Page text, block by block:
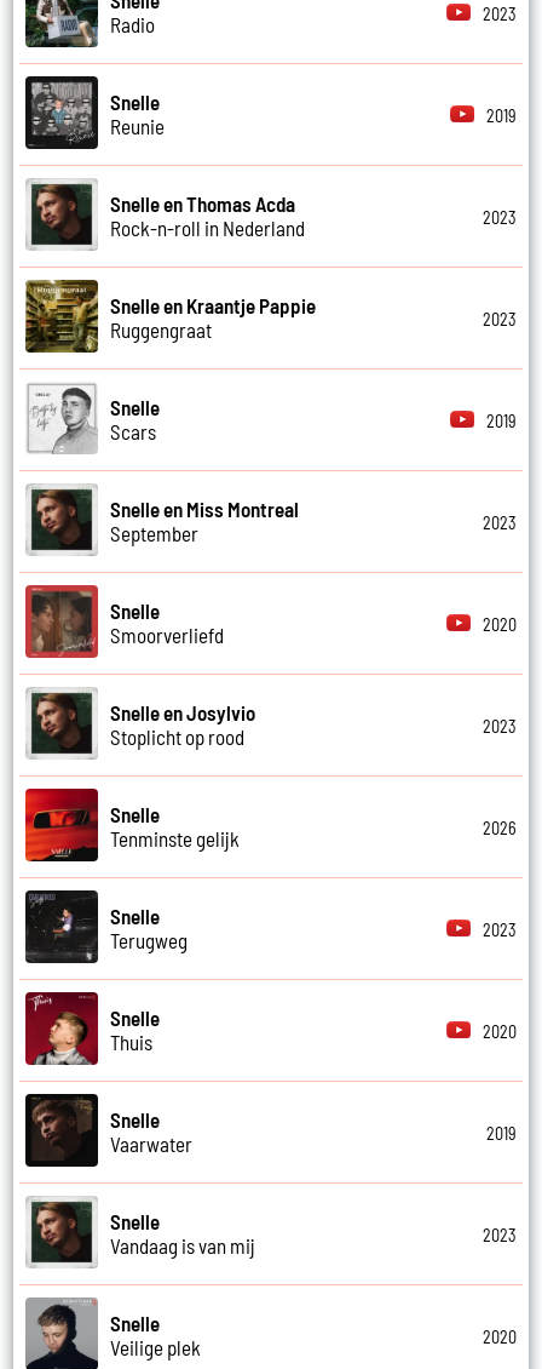
Radio
2023
Snelle
Reunie
2019
Snelle en Thomas Acda
Rock-n-roll in Nederland
2023
Snelle en Kraantje Pappie
Ruggengraat
2023
Snelle
Scars
2019
Snelle en Miss Montreal
September
2023
Snelle
Smoorverliefd
2020
Snelle en Josylvio
Stoplicht op rood
2023
Snelle
Tenminste gelijk
2026
Snelle
Terugweg
2023
Snelle
Thuis
2020
Snelle
Vaarwater
2019
Snelle
Vandaag is van mij
2023
Snelle
Veilige plek
2020